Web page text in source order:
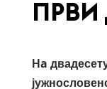
ПРВИ
Нa